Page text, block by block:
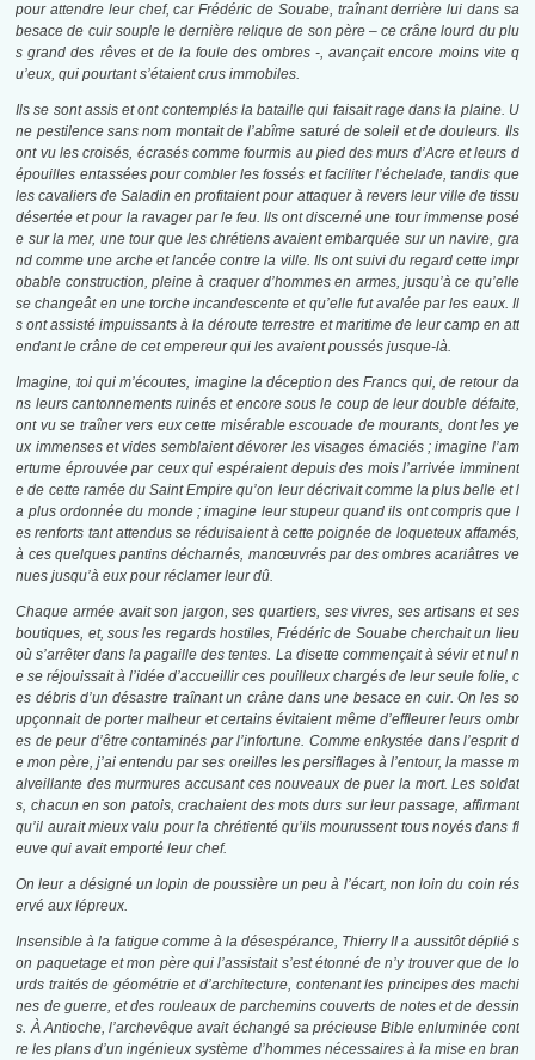
pour attendre leur chef, car Frédéric de Souabe, traînant derrière lui dans sa
besace de cuir souple le dernière relique de son père – ce crâne lourd du plu
s grand des rêves et de la foule des ombres -, avançait encore moins vite q
u’eux, qui pourtant s’étaient crus immobiles.
Ils se sont assis et ont contemplés la bataille qui faisait rage dans la plaine. U
ne pestilence sans nom montait de l’abîme saturé de soleil et de douleurs. Ils
ont vu les croisés, écrasés comme fourmis au pied des murs d’Acre et leurs d
épouilles entassées pour combler les fossés et faciliter l’échelade, tandis que
les cavaliers de Saladin en profitaient pour attaquer à revers leur ville de tissu
désertée et pour la ravager par le feu. Ils ont discerné une tour immense posé
e sur la mer, une tour que les chrétiens avaient embarquée sur un navire, gra
nd comme une arche et lancée contre la ville. Ils ont suivi du regard cette impr
obable construction, pleine à craquer d’hommes en armes, jusqu’à ce qu’elle
se changeât en une torche incandescente et qu’elle fut avalée par les eaux. Il
s ont assisté impuissants à la déroute terrestre et maritime de leur camp en att
endant le crâne de cet empereur qui les avaient poussés jusque-là.
Imagine, toi qui m’écoutes, imagine la déception des Francs qui, de retour da
ns leurs cantonnements ruinés et encore sous le coup de leur double défaite,
ont vu se traîner vers eux cette misérable escouade de mourants, dont les ye
ux immenses et vides semblaient dévorer les visages émaciés ; imagine l’am
ertume éprouvée par ceux qui espéraient depuis des mois l’arrivée imminent
e de cette ramée du Saint Empire qu’on leur décrivait comme la plus belle et l
a plus ordonnée du monde ; imagine leur stupeur quand ils ont compris que l
es renforts tant attendus se réduisaient à cette poignée de loqueteux affamés,
à ces quelques pantins décharnés, manœuvrés par des ombres acariâtres ve
nues jusqu’à eux pour réclamer leur dû.
Chaque armée avait son jargon, ses quartiers, ses vivres, ses artisans et ses
boutiques, et, sous les regards hostiles, Frédéric de Souabe cherchait un lieu
où s’arrêter dans la pagaille des tentes. La disette commençait à sévir et nul n
e se réjouissait à l’idée d’accueillir ces pouilleux chargés de leur seule folie, c
es débris d’un désastre traînant un crâne dans une besace en cuir. On les so
upçonnait de porter malheur et certains évitaient même d’effleurer leurs ombr
es de peur d’être contaminés par l’infortune. Comme enkystée dans l’esprit d
e mon père, j’ai entendu par ses oreilles les persiflages à l’entour, la masse m
alveillante des murmures accusant ces nouveaux de puer la mort. Les soldat
s, chacun en son patois, crachaient des mots durs sur leur passage, affirmant
qu’il aurait mieux valu pour la chrétienté qu’ils mourussent tous noyés dans fl
euve qui avait emporté leur chef.
On leur a désigné un lopin de poussière un peu à l’écart, non loin du coin rés
ervé aux lépreux.
Insensible à la fatigue comme à la désespérance, Thierry II a aussitôt déplié s
on paquetage et mon père qui l’assistait s’est étonné de n’y trouver que de lo
urds traités de géométrie et d’architecture, contenant les principes des machi
nes de guerre, et des rouleaux de parchemins couverts de notes et de dessin
s.À Antioche, l’archevêque avait échangé sa précieuse Bible enluminée cont
re les plans d’un ingénieux système d’hommes nécessaires à la mise en bran